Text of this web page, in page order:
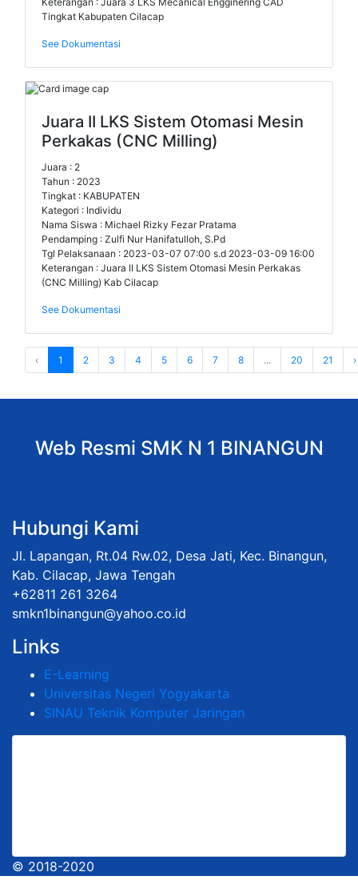
Tingkat Kabupaten Cilacap
See Dokumentasi
Juara II LKS Sistem Otomasi Mesin
Perkakas (CNC Milling)
Juara : 2
Tahun : 2023
Tingkat : KABUPATEN
Kategori : Individu
Nama Siswa : Michael Rizky Fezar Pratama
Pendamping : Zulfi Nur Hanifatulloh, S.Pd
Tgl Pelaksanaan : 2023-03-07 07:00 s.d 2023-03-09 16:00
Keterangan : Juara II LKS Sistem Otomasi Mesin Perkakas
(CNC Milling) Kab Cilacap
See Dokumentasi
‹ 1 2 3 4 5 6 7 8 ... 20 21 ›
Web Resmi SMK N 1 BINANGUN
Hubungi Kami
Jl. Lapangan, Rt.04 Rw.02, Desa Jati, Kec. Binangun,
Kab. Cilacap, Jawa Tengah
+62811 261 3264
smkn1binangun@yahoo.co.id
Links
E-Learning
Universitas Negeri Yogyakarta
SINAU Teknik Komputer Jaringan
© 2018-2020